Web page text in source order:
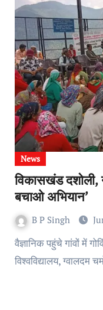
News
विकासखंड दशोली,
बचाओ अभियान’
B P Singh
वैज्ञानिक पहुंचे गांवों में गोविंद बल्लभ पंत कृषि एवं प्रौद्योगिकी
विश्वविद्यालय, ग्वालदम